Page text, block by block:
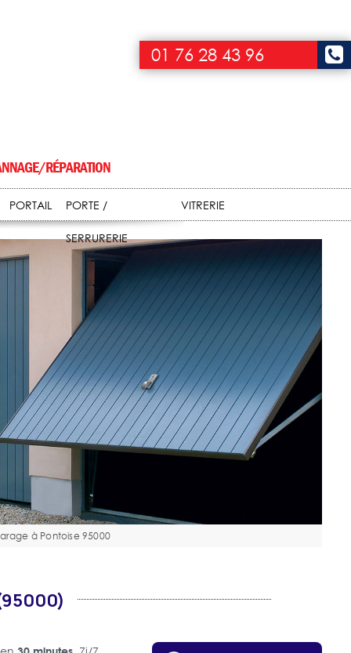
01 76 28 43 96
RÉPARATION
PORTAIL PORTE /
SERRURERIE
VITRERIE
à Pontoise 95000